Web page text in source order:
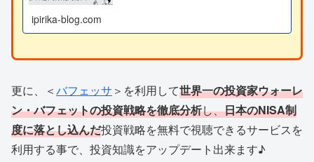
ipirika-blog.com
更に、＜バフェッサ ＞を利用して世界一の投資家ウォーレ
ン・バフェットの投資戦略を徹底分析し、日本のNISA制
度に落とし込んだ投資戦略を無料で視聴できるサービスを
利用する事で、投資知識をアップデート出来ます♪